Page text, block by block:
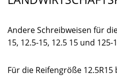
Andere Schreibweisen für
15, 12.5-15, 12.5 15 und 125-
Für die Reifengröße 12.5R15